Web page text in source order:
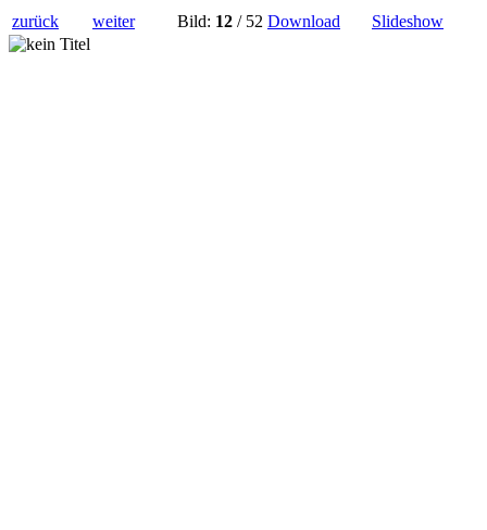
zurück weiter Bild: 12 / 52 Download Slideshow